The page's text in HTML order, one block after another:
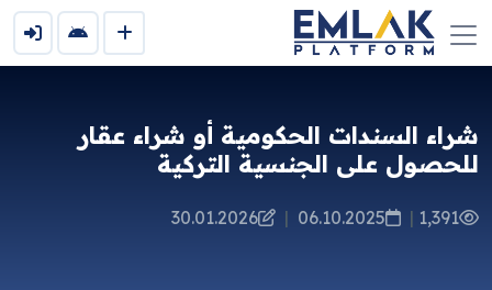
شراء السندات الحكومية أو شراء عقار
للحصول على الجنسية التركية
1,391
|
06.10.2025
|
30.01.2026